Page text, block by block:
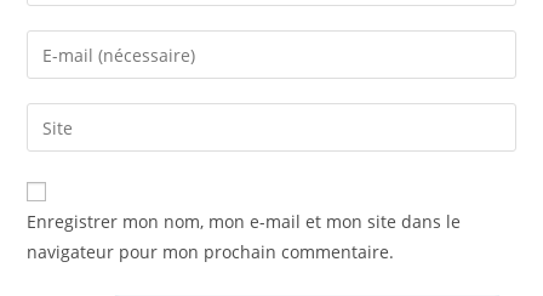
Enregistrer mon nom, mon e-mail et mon site dans le
navigateur pour mon prochain commentaire.